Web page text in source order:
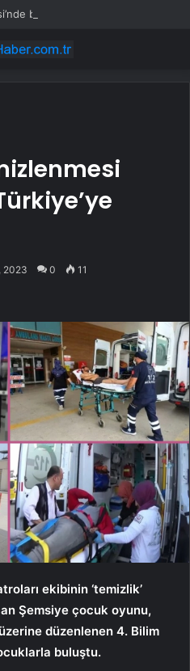
basınç sorunu giderildi
2023 0 11
ekibinin ‘temizlik’
Şemsiye çocuk oyunu,
düzenlenen 4. Bilim
buluştu.